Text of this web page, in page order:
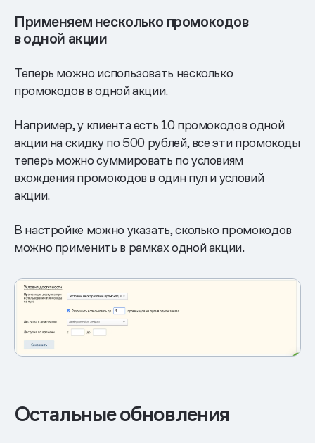
Применяем несколько промокодов
в одной акции
Теперь можно использовать несколько
промокодов в одной акции.
Например, у клиента есть 10 промокодов одной
акции на скидку по 500 рублей, все эти промокоды
теперь можно суммировать по условиям
вхождения промокодов в один пул и условий
акции.
В настройке можно указать, сколько промокодов
можно применить в рамках одной акции.
Остальные обновления